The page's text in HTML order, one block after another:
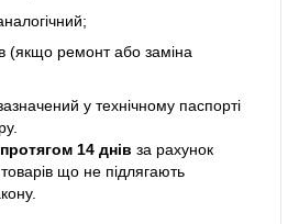
(якщо ремонт або заміна
у технічному паспорті
14 днів за рахунок
що не підлягають